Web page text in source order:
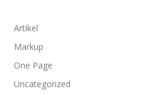
Artikel
Markup
One Page
Uncategorized